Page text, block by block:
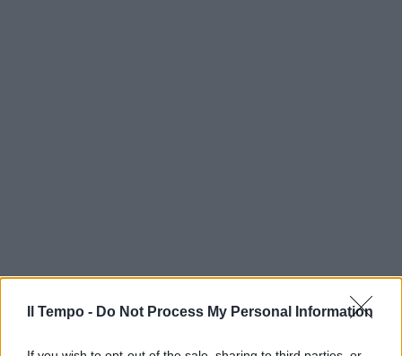
Il Tempo - Do Not Process My Personal Information